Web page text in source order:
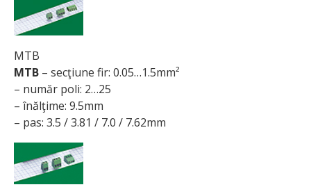
MTB
MTB – secţiune fir: 0.05…1.5mm²
– număr poli: 2…25
– înălţime: 9.5mm
– pas: 3.5 / 3.81 / 7.0 / 7.62mm